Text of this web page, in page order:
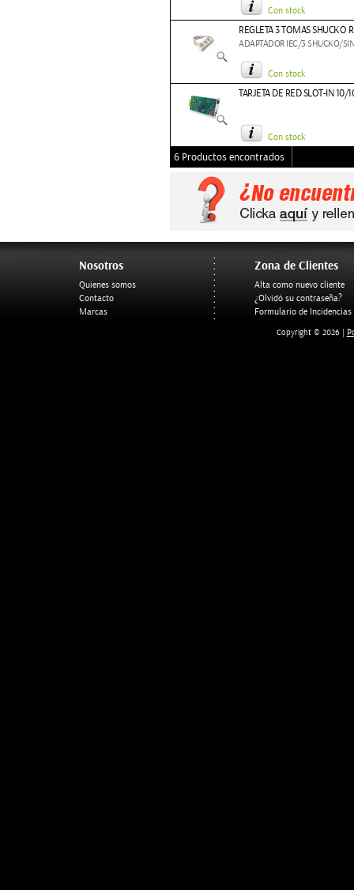
Con stock
REGLETA 3 TOMAS SHUCKO
ADAPTADOR IEC/3 SHUCKO/
Con stock
TARJETA DE RED SLOT-IN 10/
Con stock
6 Productos encontrados
Nosotros
Quienes somos
Contacto
Marcas
Zona de Clientes
Alta como nuevo cliente
¿Olvidó su contraseña?
Formulario de Incidencias
Copyright © 2026 |